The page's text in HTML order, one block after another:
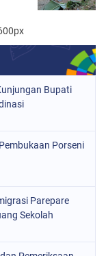
Bupati
Porseni
Parepare
Sekolah